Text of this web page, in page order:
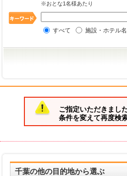
※おとな1名様あたり
すべて 施設・ホテル名
ご指定いただきまし
条件を変えて再度検
千葉の他の目的地から選ぶ